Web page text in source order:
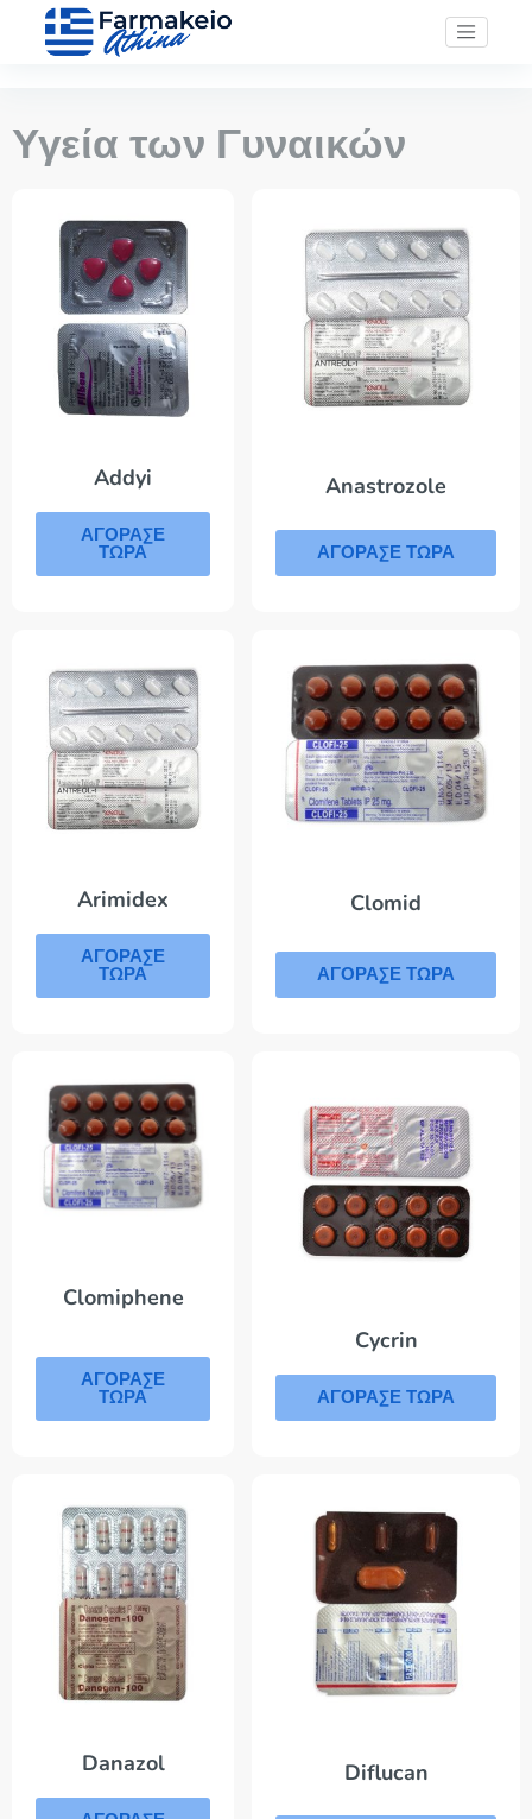
Υγεία των Γυναικών
Addyi
ΑΓΟΡΑΣΕ
ΤΩΡΑ
Anastrozole
ΑΓΟΡΑΣΕ ΤΩΡΑ
Arimidex
ΑΓΟΡΑΣΕ
ΤΩΡΑ
Clomid
ΑΓΟΡΑΣΕ ΤΩΡΑ
Clomiphene
ΑΓΟΡΑΣΕ
ΤΩΡΑ
Cycrin
ΑΓΟΡΑΣΕ ΤΩΡΑ
Danazol Diflucan